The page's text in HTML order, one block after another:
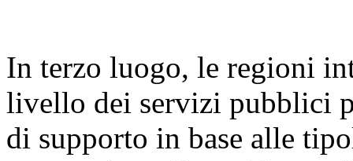
In terzo luogo, le regioni
livello dei servizi pubblici
di supporto in base alle